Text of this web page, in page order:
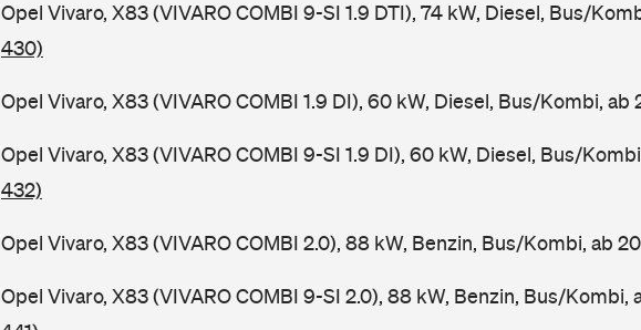
Opel Vivaro, X83 (VIVARO COMBI 9-SI 1.9 DTI), 74 kW, Diesel, Bus/
430)
Opel Vivaro, X83 (VIVARO COMBI 1.9 DI), 60 kW, Diesel, Bus/Kombi, ab
Opel Vivaro, X83 (VIVARO COMBI 9-SI 1.9 DI), 60 kW, Diesel, Bus/
432)
Opel Vivaro, X83 (VIVARO COMBI 2.0), 88 kW, Benzin, Bus/Kombi, ab
Opel Vivaro, X83 (VIVARO COMBI 9-SI 2.0), 88 kW, Benzin, Bus/Kombi,